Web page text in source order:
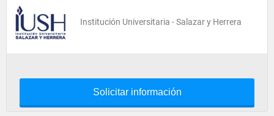
Institución Universitaria - Salazar y Herrera
Solicitar información